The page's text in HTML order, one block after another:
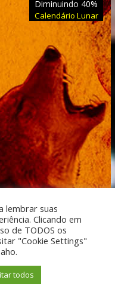
Diminuindo 40%
Calendário Lunar
Espacial e
lembrar suas
Clicando em
de TODOS os
"Cookie Settings"
todos